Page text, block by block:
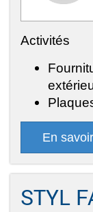
Activités
En
STYL